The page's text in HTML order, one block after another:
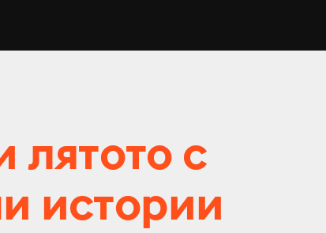
лятото с
истории